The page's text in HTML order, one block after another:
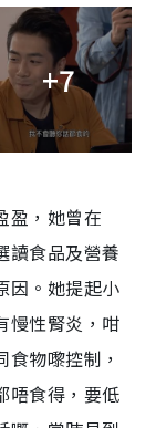
+7
盈，她曾在
讀食品及營養
因。她提起小
慢性腎炎，咁
物嚟控制，
唔食得，要低